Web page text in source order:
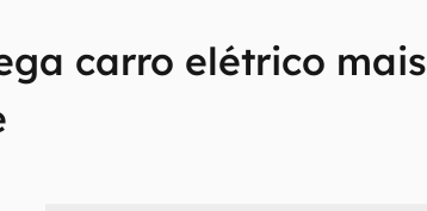
carro elétrico mais
sobre tecnologia em primeira